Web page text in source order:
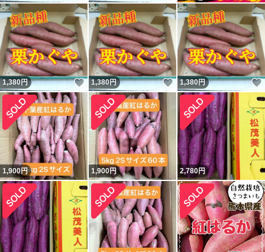
1,380円 いいね！
1,380円 いいね！
1,380円
1,900円 1,900円 2,780円